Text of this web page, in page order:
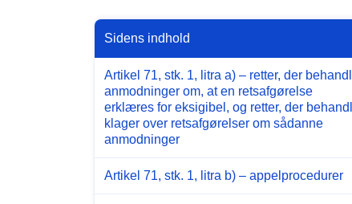
Sidens indhold
Artikel 71, stk. 1, litra a) – retter, der
anmodninger om, at en retsafgørelse
erklæres for eksigibel, og retter, der
klager over retsafgørelser om sådanne
anmodninger
Artikel 71, stk. 1, litra b) – appelprocedurer